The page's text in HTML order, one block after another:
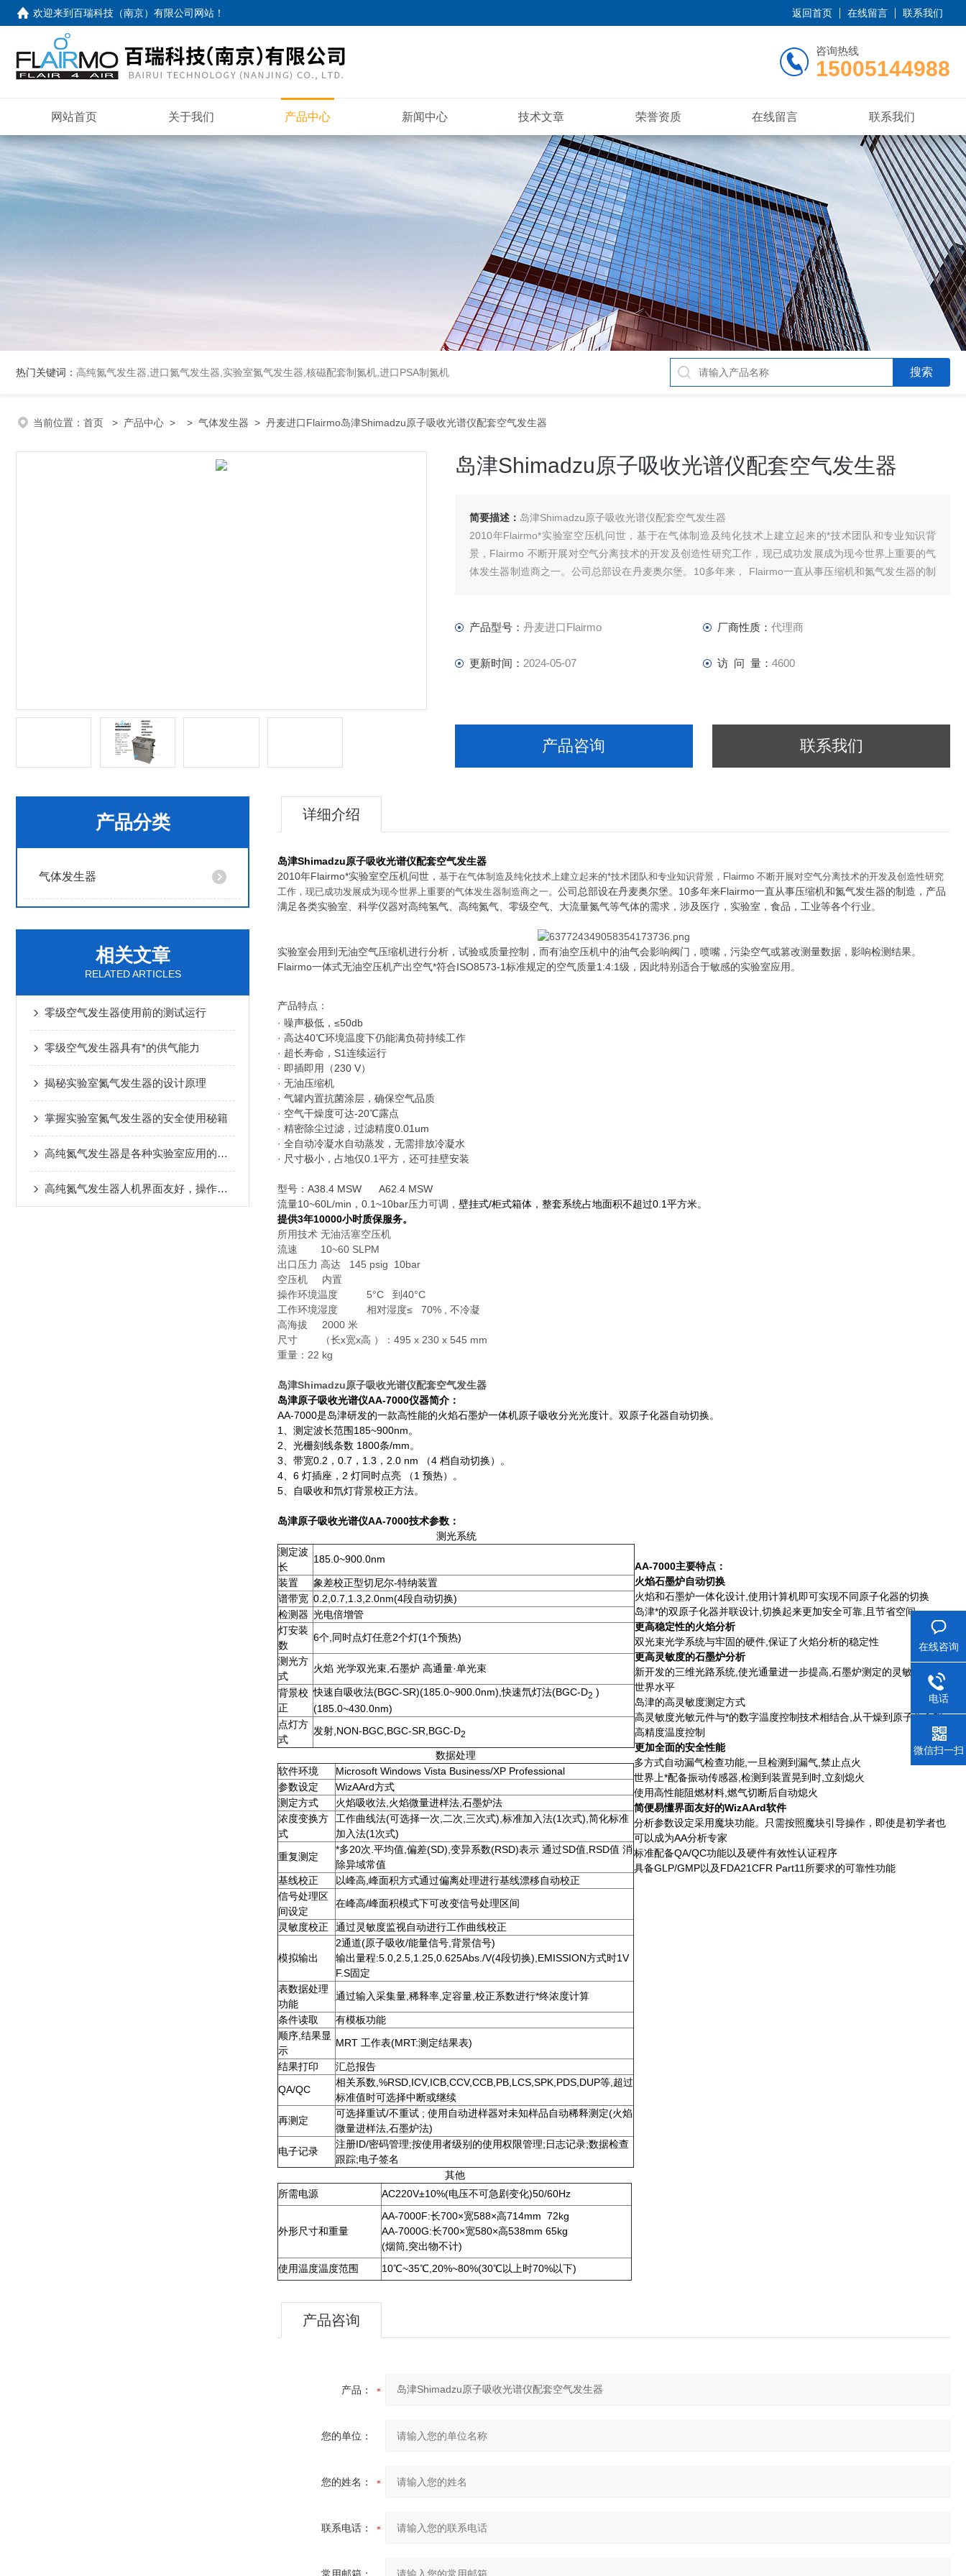
欢迎来到百瑞科技（南京）有限公司网站 ！ 返回首页 在线留言 联系我们
咨询热线
15005144988
网站首页 关于我们 产品中心 新闻中心 技术文章 荣誉资质 在线留言 联系我们
热门关键词： 高纯氮气发生器,进口氮气发生器,实验室氮气发生器,核磁配套制氮机,进口PSA制氮机
当前位置： 首页 > 产品中心 > > 气体发生器 > 丹麦进口Flairmo岛津Shimadzu原子吸收光谱仪配套空气发生器
岛津Shimadzu原子吸收光谱仪配套空气发生器
简要描述： 岛津Shimadzu原子吸收光谱仪配套空气发生器
2010年Flairmo*实验室空压机问世，基于在气体制造及纯化技术上建立起来的*技术团队和专业知识背
景，Flairmo 不断开展对空气分离技术的开发及创造性研究工作，现已成功发展成为现今世界上重要的气
体发生器制造商之一。公司总部设在丹麦奥尔堡。10多年来， Flairmo一直从事压缩机和氮气发生器的制
产品型号： 丹麦进口Flairmo 厂商性质： 代理商
更新时间： 2024-05-07 访 问 量： 4600
产品咨询 联系我们
产品分类
气体发生器
相关文章
RELATED ARTICLES
零级空气发生器使用前的测试运行
零级空气发生器具有*的供气能力
揭秘实验室氮气发生器的设计原理
掌握实验室氮气发生器的安全使用秘籍
高纯氮气发生器是各种实验室应用的理想选择
高纯氮气发生器人机界面友好，操作方便
详细介绍
岛津Shimadzu原子吸收光谱仪配套空气发生器
2010年Flairmo*实验室空压机问世， 基于在气体制造及纯化技术上建立起来的*技术团队和专业知识背景，Flairmo 不断开展对空气分离技术的开发及创造性研究
工作，现已成功发展成为现今世界上重要的气体发生器制造商之一。 公司总部设在丹麦奥尔堡。10多年来Flairmo一直从事压缩机和氮气发生器的制造，产品
满足各类实验室、科学仪器对高纯氢气、高纯氮气、零级空气、大流量氮气等气体的需求，涉及医疗，实验室，食品，工业等各个行业。
实验室会用到无油空气压缩机进行分析，试验或质量控制，而有油空压机中的油气会影响阀门，喷嘴，污染空气或篡改测量数据，影响检测结果。
Flairmo一体式无油空压机产出空气*符合ISO8573-1标准规定的空气质量1:4:1级，因此特别适合于敏感的实验室应用。
产品特点：
· 噪声极低，≤50db
· 高达40℃环境温度下仍能满负荷持续工作
· 超长寿命，S1连续运行
· 即插即用（230 V）
· 无油压缩机
· 气罐内置抗菌涂层，确保空气品质
· 空气干燥度可达-20℃露点
· 精密除尘过滤，过滤精度0.01um
· 全自动冷凝水自动蒸发，无需排放冷凝水
· 尺寸极小，占地仅0.1平方，还可挂壁安装
型号： A38.4 MSW A62.4 MSW
流量10~60L/min，0.1~10bar压力可调， 壁挂式/柜式箱体，整套系统占地面积不超过0.1平方米。
提供3年10000小时质保服务。
所用技术 无油活塞空压机
流速 10~60 SLPM
出口压力 高达 145 psig 10bar
空压机 内置
操作环境温度 5°C 到40°C
工作环境湿度 相对湿度≤ 70% , 不冷凝
高海拔 2000 米
尺寸 （长x宽x高 ）：495 x 230 x 545 mm
重量：22 kg
岛津Shimadzu原子吸收光谱仪配套空气发生器
岛津原子吸收光谱仪AA-7000仪器简介：
AA-7000是岛津研发的一款高性能的火焰石墨炉一体机原子吸收分光光度计。双原子化器自动切换。
1、测定波长范围185~900nm。
2、光栅刻线条数 1800条/mm。
3、带宽0.2，0.7，1.3，2.0 nm （4 档自动切换）。
4、6 灯插座，2 灯同时点亮 （1 预热）。
5、自吸收和氘灯背景校正方法。
岛津原子吸收光谱仪AA-7000技术参数：
测光系统
测定波
长
185.0~900.0nm
装置
象差校正型切尼尔-特纳装置
谱带宽 0.2,0.7,1.3,2.0nm(4段自动切换)
检测器 光电倍增管
灯安装
数
6个,同时点灯任意2个灯(1个预热)
测光方
式
火焰 光学双光束,石墨炉 高通量·单光束
背景校
正
快速自吸收法(BGC-SR)(185.0~900.0nm),快速氘灯法(BGC-D2 )
(185.0~430.0nm)
点灯方
式
发射,NON-BGC,BGC-SR,BGC-D2
数据处理
软件环境
Microsoft Windows Vista Business/XP Professional
参数设定
WizAArd方式
测定方式
火焰吸收法,火焰微量进样法,石墨炉法
浓度变换方
式
工作曲线法(可选择一次,二次,三次式),标准加入法(1次式),简化标准
加入法(1次式)
重复测定
*多20次.平均值,偏差(SD),变异系数(RSD)表示 通过SD值,RSD值 消
除异域常值
基线校正
以峰高,峰面积方式通过偏离处理进行基线漂移自动校正
信号处理区
间设定
在峰高/峰面积模式下可改变信号处理区间
灵敏度校正 通过灵敏度监视自动进行工作曲线校正
模拟输出
2通道(原子吸收/能量信号,背景信号)
输出量程:5.0,2.5,1.25,0.625Abs./V(4段切换),EMISSION方式时1V
F.S固定
表数据处理
功能
通过输入采集量,稀释率,定容量,校正系数进行*终浓度计算
条件读取
有模板功能
顺序,结果显
示
MRT 工作表(MRT:测定结果表)
结果打印
汇总报告
QA/QC
相关系数,%RSD,ICV,ICB,CCV,CCB,PB,LCS,SPK,PDS,DUP等,超过
标准值时可选择中断或继续
再测定
可选择重试/不重试 ; 使用自动进样器对未知样品自动稀释测定(火焰
微量进样法,石墨炉法)
电子记录
注册ID/密码管理;按使用者级别的使用权限管理;日志记录;数据检查
跟踪;电子签名
其他
所需电源
AC220V±10%(电压不可急剧变化)50/60Hz
外形尺寸和重量
AA-7000F:长700×宽588×高714mm 72kg
AA-7000G:长700×宽580×高538mm 65kg
(烟筒,突出物不计)
使用温度温度范围
10℃~35℃,20%~80%(30℃以上时70%以下)
AA-7000主要特点：
火焰石墨炉自动切换
火焰和石墨炉一体化设计,使用计算机即可实现不同原子化器的切换
岛津*的双原子化器并联设计,切换起来更加安全可靠,且节省空间
更高稳定性的火焰分析
双光束光学系统与牢固的硬件,保证了火焰分析的稳定性
更高灵敏度的石墨炉分析
新开发的三维光路系统,使光通量进一步提高,石墨炉测定的灵敏度处于
世界水平
岛津的高灵敏度测定方式
高灵敏度光敏元件与*的数字温度控制技术相结合,从干燥到原子化全程
高精度温度控制
更加全面的安全性能
多方式自动漏气检查功能,一旦检测到漏气,禁止点火
世界上*配备振动传感器,检测到装置晃到时,立刻熄火
使用高性能阻燃材料,燃气切断后自动熄火
简便易懂界面友好的WizAArd软件
分析参数设定采用魔块功能。只需按照魔块引导操作，即使是初学者也
可以成为AA分析专家
标准配备QA/QC功能以及硬件有效性认证程序
具备GLP/GMP以及FDA21CFR Part11所要求的可靠性功能
产品咨询
产品：
您的单位：
您的姓名：
联系电话：
在线咨询
电话
微信扫一扫